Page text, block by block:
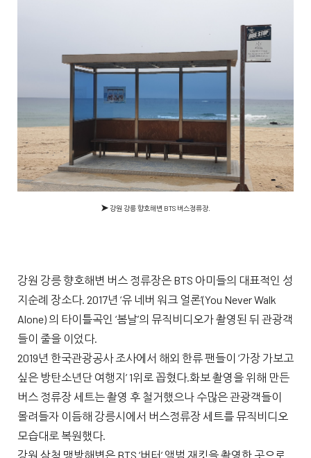
➤강원 강릉 향호해변 BTS 버스정류장.
강원 강릉 향호해변 버스 정류장은 BTS 아미들의 대표적인 성
지순례 장소다. 2017년 ‘유 네버 워크 얼론’(You Never Walk
Alone) 의 타이틀곡인 ‘봄날’의 뮤직비디오가 촬영된 뒤 관광객
들이 줄을 이었다.
2019년 한국관광공사 조사에서 해외 한류 팬들이 ‘가장 가보고
싶은 방탄소년단 여행지’ 1위로 꼽혔다.화보 촬영을 위해 만든
버스 정류장 세트는 촬영 후 철거했으나 수많은 관광객들이
몰려들자 이듬해 강릉시에서 버스정류장 세트를 뮤직비디오
모습대로 복원했다.
강원 삼척 맹방해변은 BTS ‘버터’ 앨범 재킷을 촬영한 곳으로